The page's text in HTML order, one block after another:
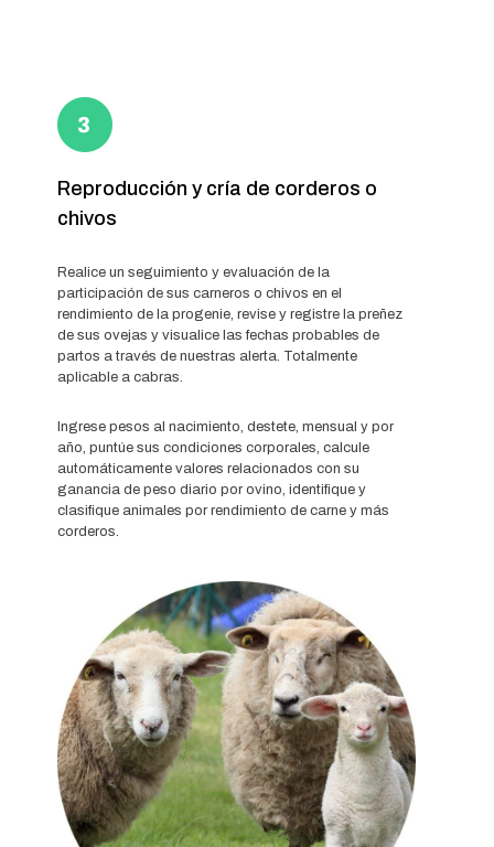
Reproducción y cría de corderos o
chivos
Realice un seguimiento y evaluación de la
participación de sus carneros o chivos en el
rendimiento de la progenie, revise y registre la preñez
de sus ovejas y visualice las fechas probables de
partos a través de nuestras alerta. Totalmente
aplicable a cabras.
Ingrese pesos al nacimiento, destete, mensual y por
año, puntúe sus condiciones corporales, calcule
automáticamente valores relacionados con su
ganancia de peso diario por ovino, identifique y
clasifique animales por rendimiento de carne y más
corderos.